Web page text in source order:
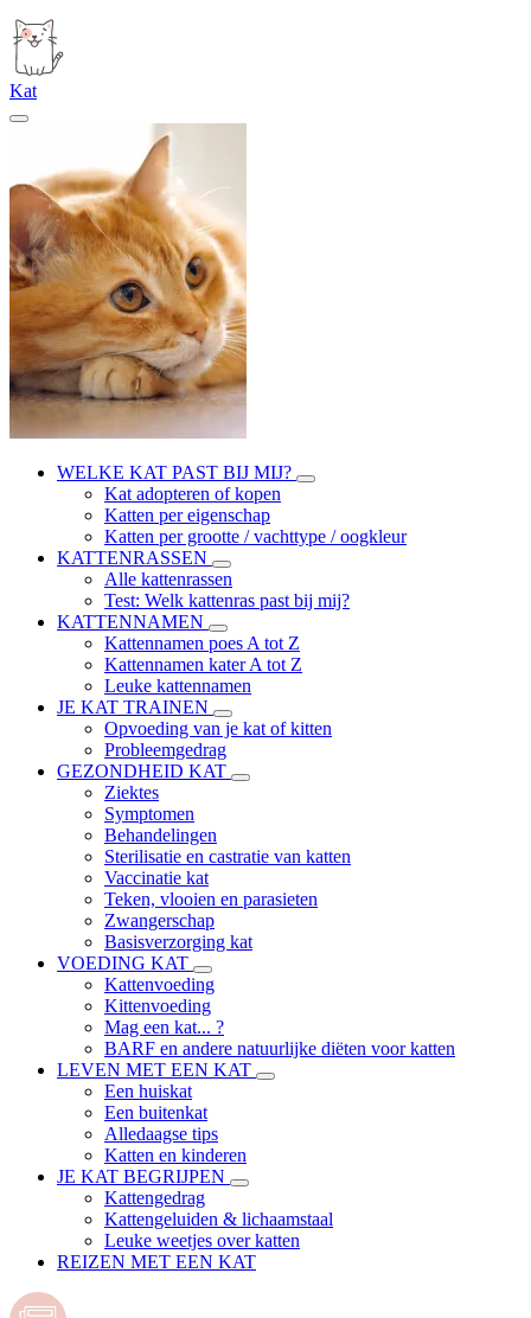
Kat
WELKE KAT PAST BIJ MIJ?
Kat adopteren of kopen
Katten per eigenschap
Katten per grootte / vachttype / oogkleur
KATTENRASSEN
Alle kattenrassen
Test: Welk kattenras past bij mij?
KATTENNAMEN
Kattennamen poes A tot Z
Kattennamen kater A tot Z
Leuke kattennamen
JE KAT TRAINEN
Opvoeding van je kat of kitten
Probleemgedrag
GEZONDHEID KAT
Ziektes
Symptomen
Behandelingen
Sterilisatie en castratie van katten
Vaccinatie kat
Teken, vlooien en parasieten
Zwangerschap
Basisverzorging kat
VOEDING KAT
Kattenvoeding
Kittenvoeding
Mag een kat... ?
BARF en andere natuurlijke diëten voor katten
LEVEN MET EEN KAT
Een huiskat
Een buitenkat
Alledaagse tips
Katten en kinderen
JE KAT BEGRIJPEN
Kattengedrag
Kattengeluiden & lichaamstaal
Leuke weetjes over katten
REIZEN MET EEN KAT